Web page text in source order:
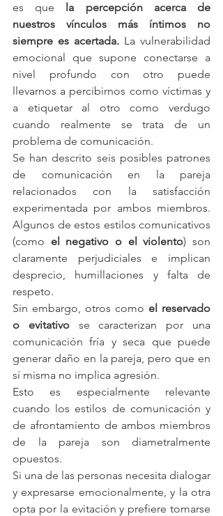
es que la percepción acerca de
nuestros vínculos más íntimos no
siempre es acertada. La vulnerabilidad
emocional que supone conectarse a
nivel profundo con otro puede
llevarnos a percibirnos como víctimas y
a etiquetar al otro como verdugo
cuando realmente se trata de un
problema de comunicación.
Se han descrito seis posibles patrones
de comunicación en la pareja
relacionados con la satisfacción
experimentada por ambos miembros.
Algunos de estos estilos comunicativos
(como el negativo o el violento) son
claramente perjudiciales e implican
desprecio, humillaciones y falta de
respeto.
Sin embargo, otros como el reservado
o evitativo se caracterizan por una
comunicación fría y seca que puede
generar daño en la pareja, pero que en
sí misma no implica agresión.
Esto es especialmente relevante
cuando los estilos de comunicación y
de afrontamiento de ambos miembros
de la pareja son diametralmente
opuestos.
Si una de las personas necesita dialogar
y expresarse emocionalmente, y la otra
opta por la evitación y prefiere tomarse